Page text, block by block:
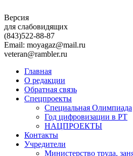
Версия
для слабовидящих
(843)522-88-87
Email: moyagaz@mail.ru
veteran@rambler.ru
Главная
О редакции
Обратная связь
Спецпроекты
Специальная Олимпиада
Год цифровизации в РТ
НАЦПРОЕКТЫ
Контакты
Учредители
Министерство труда,